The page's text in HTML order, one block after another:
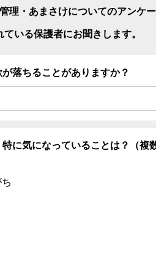
理・あまさけについてのアンケ
いる保護者にお聞きします。
落ちることがありますか？
に気になっていることは？（複